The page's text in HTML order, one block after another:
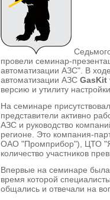
провели семинар-
автоматизации АЗС". В
автоматизации АЗС GasKit
версию и утилиту настройки.
На семинаре
представители активно
АЗС и руководство
регионе. Это компания-
ОАО "Промприбор"), ЦТО
количество участников
Впервые на семинаре
время которой
общались и отвечали на